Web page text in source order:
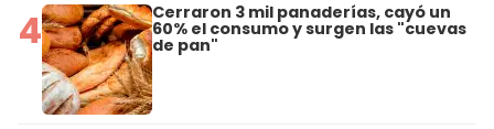
4 Cerraron 3 mil panaderías, cayó un
60% el consumo y surgen las "cuevas
de pan"